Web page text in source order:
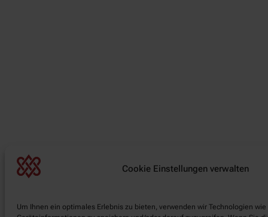
Cookie Einstellungen verwalten
Um Ihnen ein optimales Erlebnis zu bieten, verwenden wir Technologien wie